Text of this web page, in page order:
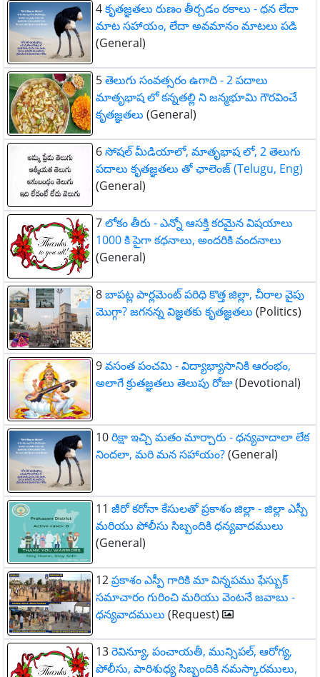
4కృతజ్ఞతలు రుణం తీర్చడం రకాలు - ధన లేదా
మాట సహాయం, లేదా అవమానం మాటలు పడి
(General)
5తెలుగు సంవత్సరం ఉగాది - 2 పదాలు
మాతృభాష లో కన్నతల్లి ని జన్మభూమి గౌరవించే
కృతజ్ఞతలు (General)
6సోషల్ మీడియాలో, మాతృభాష లో, 2 తెలుగు
పదాలు కృతజ్ఞతలు తో ఛాలెంజ్ (Telugu, Eng)
(General)
7లోకం తీరు - ఎన్నో ఆసక్తి కరమైన విషయాలు
1000 కి పైగా కధనాలు, అందరికి వందనాలు
(General)
8బాపట్ల పార్లమెంట్ పరిధి కొత్త జిల్లా, చీరాల వైపు
మొగ్గా? జగనన్న విజ్ఞతకు కృతజ్ఞతలు (Politics)
9వసంత పంచమి - విద్యాభ్యాసానికి ఆరంభం,
అలాగే క్రుతజ్ఞతలు తెలుపు రోజు(Devotional)
10రిక్షా ఇచ్చి మతం మార్చారు - ధన్యవాదాలా లేక
నిందలా, మరి మన సహాయం?(General)
11 జీరో కరోనా కేసులతో ప్రకాశం జిల్లా - జిల్లా ఎస్పీ
మరియు పోలీసు సిబ్బందికి ధన్యవాదములు
(General)
12ప్రకాశం ఎస్పీ గారికి మా విన్నపము ఫేస్బుక్
సమాచారం గురించి మరియు వెంటనే జవాబు -
ధన్యవాదములు (Request)
13రెవిన్యూ, పంచాయతీ, మున్సిపల్, ఆరోగ్య,
పోలీసు, పారిశుధ్య సిబ్బందికి నమస్కారములు,